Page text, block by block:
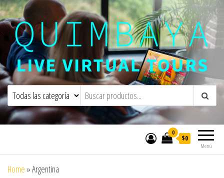
Quimbaya Virtual ToursLive Interactive Virtual Tours and
Menú
0
$0
Home »Argentina